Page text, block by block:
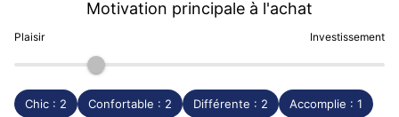
Plaisir
Motivation principale à l'achat
Investissement
Chic : 2 Confortable : 2 Différente : 2
Accomplie : 1